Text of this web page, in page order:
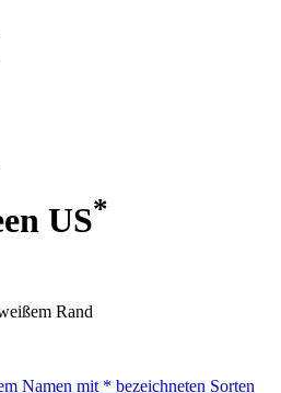
US*
Rand
Namen mit * bezeichneten Sorten